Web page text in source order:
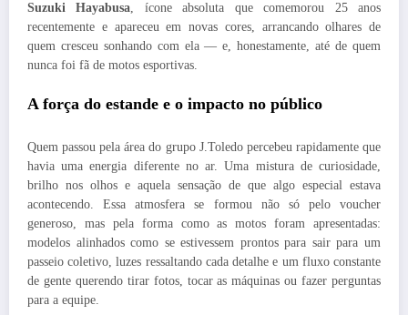
Suzuki Hayabusa, ícone absoluta que comemorou 25 anos
recentemente e apareceu em novas cores, arrancando olhares de
quem cresceu sonhando com ela — e, honestamente, até de quem
nunca foi fã de motos esportivas.
A força do estande e o impacto no público
Quem passou pela área do grupo J.Toledo percebeu rapidamente que
havia uma energia diferente no ar. Uma mistura de curiosidade,
brilho nos olhos e aquela sensação de que algo especial estava
acontecendo. Essa atmosfera se formou não só pelo voucher
generoso, mas pela forma como as motos foram apresentadas:
modelos alinhados como se estivessem prontos para sair para um
passeio coletivo, luzes ressaltando cada detalhe e um fluxo constante
de gente querendo tirar fotos, tocar as máquinas ou fazer perguntas
para a equipe.